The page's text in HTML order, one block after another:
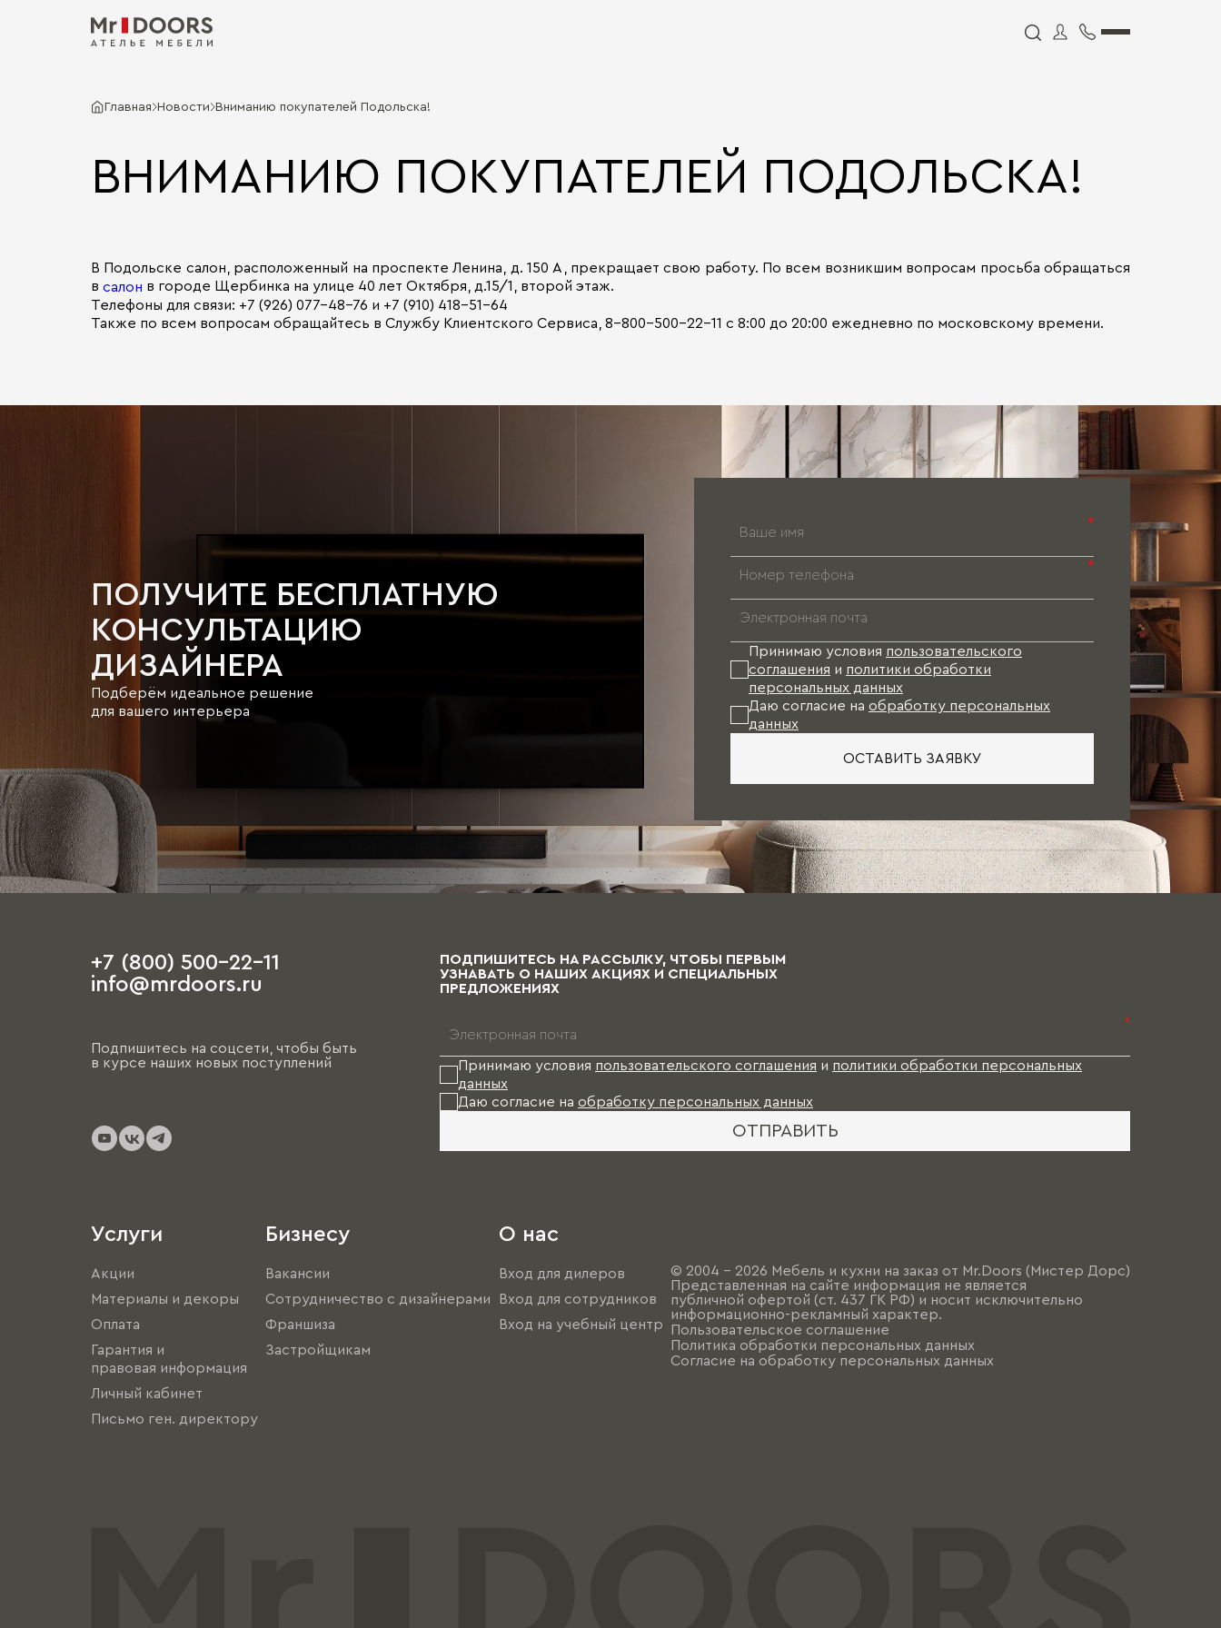
Главная Новости Вниманию покупателей Подольска!
ВНИМАНИЮ ПОКУПАТЕЛЕЙ ПОДОЛЬСКА!
В Подольске салон, расположенный на проспекте Ленина, д. 150 А, прекращает свою работу. По всем возникшим вопросам просьба обращаться
в салон в городе Щербинка на улице 40 лет Октября, д.15/1, второй этаж.
Телефоны для связи: +7 (926) 077-48-76 и +7 (910) 418-51-64
Также по всем вопросам обращайтесь в Службу Клиентского Сервиса, 8-800-500-22-11 с 8:00 до 20:00 ежедневно по московскому времени.
ПОЛУЧИТЕ БЕСПЛАТНУЮ
КОНСУЛЬТАЦИЮ
ДИЗАЙНЕРА
Подберём идеальное решение
для вашего интерьера
*
*
Принимаю условия пользовательского
соглашения и политики обработки
персональных данных
Даю согласие на обработку персональных
данных
ОСТАВИТЬ ЗАЯВКУ
+7 (800) 500-22-11
info@mrdoors.ru
Подпишитесь на соцсети, чтобы быть
в курсе наших новых поступлений
ПОДПИШИТЕСЬ НА РАССЫЛКУ, ЧТОБЫ ПЕРВЫМ
УЗНАВАТЬ О НАШИХ АКЦИЯХ И СПЕЦИАЛЬНЫХ
ПРЕДЛОЖЕНИЯХ
*
Принимаю условия пользовательского соглашения и политики обработки персональных
данных
Даю согласие на обработку персональных данных
ОТПРАВИТЬ
Услуги
Акции
Материалы и декоры
Оплата
Гарантия и
правовая информация
Личный кабинет
Письмо ген. директору
Бизнесу
Вакансии
Сотрудничество с дизайнерами
Франшиза
Застройщикам
О нас
Вход для дилеров
Вход для сотрудников
Вход на учебный центр
© 2004 - 2026 Мебель и кухни на заказ от Mr.Doors (Мистер Дорс)
Представленная на сайте информация не является
публичной офертой (ст. 437 ГК РФ) и носит исключительно
информационно-рекламный характер.
Пользовательское соглашение
Политика обработки персональных данных
Согласие на обработку персональных данных